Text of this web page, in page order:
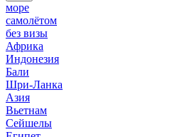
море
самолётом
без визы
Африка
Индонезия
Бали
Шри-Ланка
Азия
Вьетнам
Сейшелы